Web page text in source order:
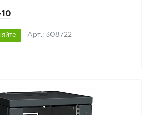
Арт.: 308722